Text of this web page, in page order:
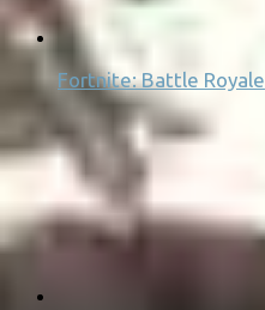
Fortnite: Battle Royale